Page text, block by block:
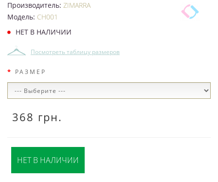
Производитель: ZIMARRA
Модель: CH001
НЕТ В НАЛИЧИИ
Посмотреть таблицу размеров
РАЗМЕР
368 грн.
НЕТ В НАЛИЧИИ